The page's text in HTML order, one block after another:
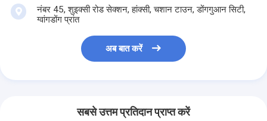
अर्ध स्वचालित रिवेटिंग मशीन
एयर कंडीशनिंग हेपा फिल्टर
एल्यूमिनियम बैग फ़िल्टर
नंबर 45, शुइक्सी रोड सेक्शन, हांक्सी, चशान टाउन, डोंगगुआन सिटी,
ग्वांगडोंग प्रांत
अब बात करें
सबसे उत्तम प्रतिदान प्राप्त करें